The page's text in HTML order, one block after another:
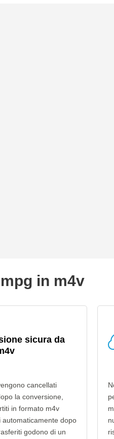
in m4v
sicura da
cancellati
la conversione,
in formato m4v
automaticamente dopo
godono di un